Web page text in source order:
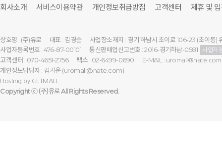
회사소개 서비스이용약관 개인정보취급방침 고객센터 제휴 및
상호명 : (주)유로 대표 : 김경순
사업장소재지 : 경기 하남시 초이로 106-23 (초이동)
사업자등록번호 : 476-87-00101
통신판매업신고번호 : 2016-경기하남-0581 사업자
고객센터 : 070-4651-2756 팩스 : 02-6499-0690 E-MAIL : uromall@nate.com
개인정보담당자 : 김지운(uromall@nate.com)
Hosting by GETMALL
Copyright ⓒ(주)유로All Rights Reserved.